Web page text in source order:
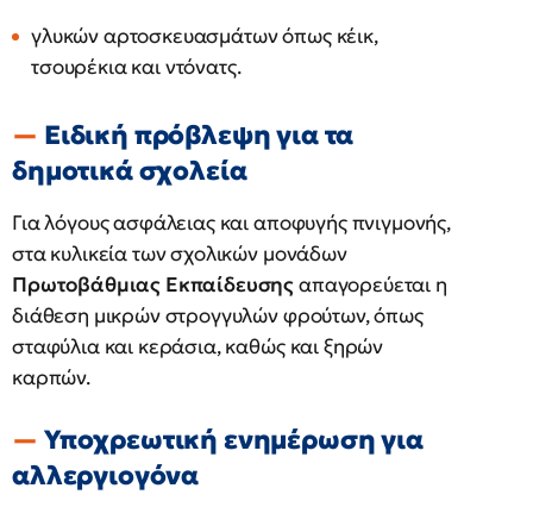
γλυκών αρτοσκευασμάτων όπως κέικ,
τσουρέκια και ντόνατς.
Ειδική πρόβλεψη για τα
δημοτικά σχολεία
Για λόγους ασφάλειας και αποφυγής πνιγμονής,
στα κυλικεία των σχολικών μονάδων
Πρωτοβάθμιας Εκπαίδευσηςαπαγορεύεται η
διάθεση μικρών στρογγυλών φρούτων, όπως
σταφύλια και κεράσια, καθώς και ξηρών
καρπών.
Υποχρεωτική ενημέρωση για
αλλεργιογόνα